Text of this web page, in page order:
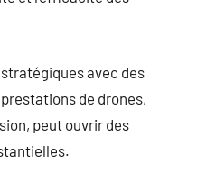
avec des
de drones,
peut ouvrir des